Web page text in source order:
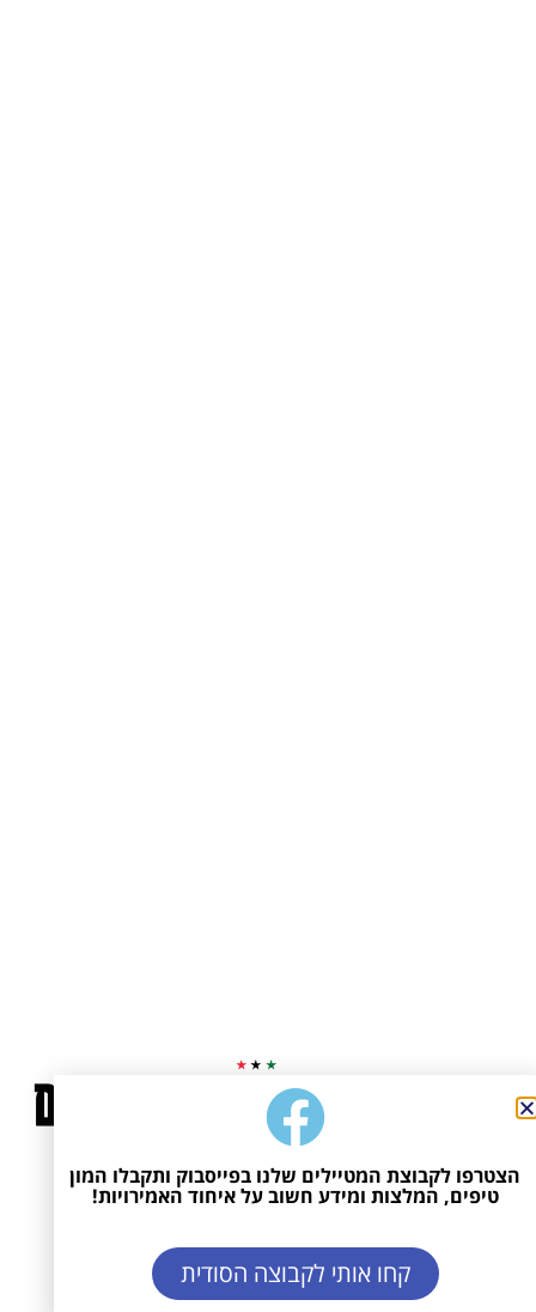
מדריך חינמי למטייל
הצטרפו לקבוצת המטיילים שלנו בפייסבוק ותקבלו המון
טיפים, המלצות ומידע חשוב על איחוד האמירויות!
קחו אותי לקבוצה הסודית